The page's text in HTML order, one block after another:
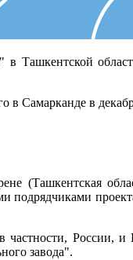
Ташкентской
в Самарканде в
(Ташкентская
России, и
завода".